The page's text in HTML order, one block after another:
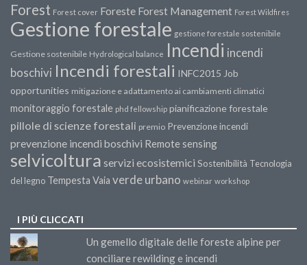
Forest Forest cover Foreste Forest Management Forest Wildfires
Gestione forestale gestione forestale sostenibile
Gestione sostenibile Hydrological balance Incendi incendi
boschivi Incendi forestali INFC2015 Job
opportunities mitigazione e adattamento ai cambiamenti climatici
monitoraggio forestale phd fellowship pianificazione forestale
pillole di scienze forestali premio Prevenzione incendi
prevenzione incendi boschivi Remote sensing
selvicoltura servizi ecosistemici Sostenibilità Tecnologia
del legno Tempesta Vaia verde urbano webinar workshop
I PIÙ CLICCATI
Un gemello digitale delle foreste alpine per
conciliare rewilding e incendi